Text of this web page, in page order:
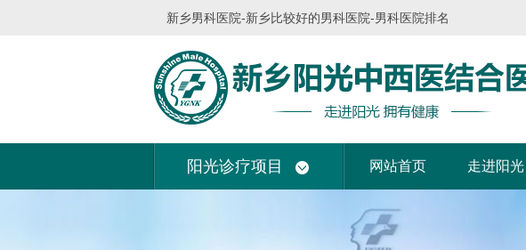
新乡男科医院-新乡比较好的男科医院-男科医院排名
阳光诊疗项目 网站首页 走进阳光